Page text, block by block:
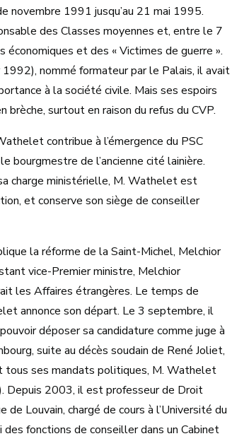
novembre 1991 jusqu’au 21 mai 1995.
des Classes moyennes et, entre le 7
et des « Victimes de guerre ».
nommé formateur par le Palais, il avait
à la société civile. Mais ses espoirs
surtout en raison du refus du CVP.
contribue à l’émergence du PSC
bourgmestre de l’ancienne cité lainière.
charge ministérielle, M. Wathelet est
et conserve son siège de conseiller
la réforme de la Saint-Michel, Melchior
vice-Premier ministre, Melchior
les Affaires étrangères. Le temps de
annonce son départ. Le 3 septembre, il
déposer sa candidature comme juge à
suite au décès soudain de René Joliet,
tous ses mandats politiques, M. Wathelet
Depuis 2003, il est professeur de Droit
Louvain, chargé de cours à l’Université du
fonctions de conseiller dans un Cabinet